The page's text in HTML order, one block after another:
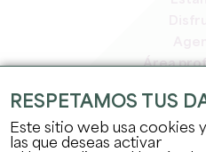
Área
Espacio
Empleo y
RESPETAMOS TUS
Este sitio web usa
las que deseas activar